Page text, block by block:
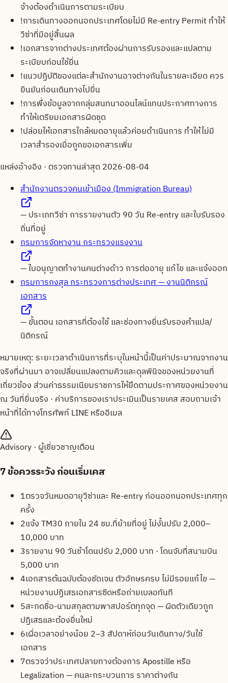
จ้างต้องดำเนินการตามระเบียบ
!การเดินทางออกนอกประเทศโดยไม่มี Re-entry Permit ทำให้
วีซ่าที่มีอยู่สิ้นผล
!เอกสารจากต่างประเทศต้องผ่านการรับรองและแปลตาม
ระเบียบก่อนใช้ยื่น
!แนวปฏิบัติของแต่ละสำนักงานอาจต่างกันในรายละเอียด ควร
ยืนยันก่อนเดินทางไปยื่น
!การพึ่งข้อมูลจากกลุ่มสนทนาออนไลน์แทนประกาศทางการ
ทำให้เตรียมเอกสารผิดชุด
!ปล่อยให้เอกสารใกล้หมดอายุแล้วค่อยดำเนินการ ทำให้ไม่มี
เวลาสำรองเมื่อถูกขอเอกสารเพิ่ม
แหล่งอ้างอิง · ตรวจทานล่าสุด 2026-08-04
สำนักงานตรวจคนเข้าเมือง (Immigration Bureau)
—ประเภทวีซ่า การรายงานตัว 90 วัน Re-entry และใบรับรอง
ถิ่นที่อยู่
กรมการจัดหางาน กระทรวงแรงงาน
—ใบอนุญาตทำงานคนต่างด้าว การต่ออายุ แก้ไข และแจ้งออก
กรมการกงสุล กระทรวงการต่างประเทศ — งานนิติกรณ์
เอกสาร
—ขั้นตอน เอกสารที่ต้องใช้ และช่องทางยื่นรับรองคำแปล/
นิติกรณ์
หมายเหตุ: ระยะเวลาดำเนินการที่ระบุในหน้านี้เป็นค่าประมาณจากงาน
จริงที่ผ่านมา อาจเปลี่ยนแปลงตามคิวและดุลพินิจของหน่วยงานที่
เกี่ยวข้อง ส่วนค่าธรรมเนียมราชการให้ยึดตามประกาศของหน่วยงาน
ณ วันที่ยื่นจริง · ค่าบริการของเราประเมินเป็นรายเคส สอบถามเจ้า
หน้าที่ได้ทางโทรศัพท์ LINE หรืออีเมล
Advisory · ผู้เชี่ยวชาญเตือน
7ข้อควรระวัง ก่อนเริ่มเคส
1ตรวจวันหมดอายุวีซ่าและ Re-entry ก่อนออกนอกประเทศทุก
ครั้ง
2แจ้ง TM30 ภายใน 24 ชม.ที่ย้ายที่อยู่ ไม่งั้นปรับ 2,000–
10,000 บาท
3รายงาน 90 วันช้าโดนปรับ 2,000 บาท · โดนจับที่สนามบิน
5,000 บาท
4เอกสารต้นฉบับต้องชัดเจน ตัวอักษรครบ ไม่มีรอยแก้ไข —
หน่วยงานปฏิเสธเอกสารซีดหรือถ่ายเบลอทันที
5สะกดชื่อ-นามสกุลตามพาสปอร์ตทุกจุด — ผิดตัวเดียวถูก
ปฏิเสธและต้องยื่นใหม่
6เผื่อเวลาอย่างน้อย 2–3 สัปดาห์ก่อนวันเดินทาง/วันใช้
เอกสาร
7ตรวจว่าประเทศปลายทางต้องการ Apostille หรือ
Legalization — คนละกระบวนการ ราคาต่างกัน